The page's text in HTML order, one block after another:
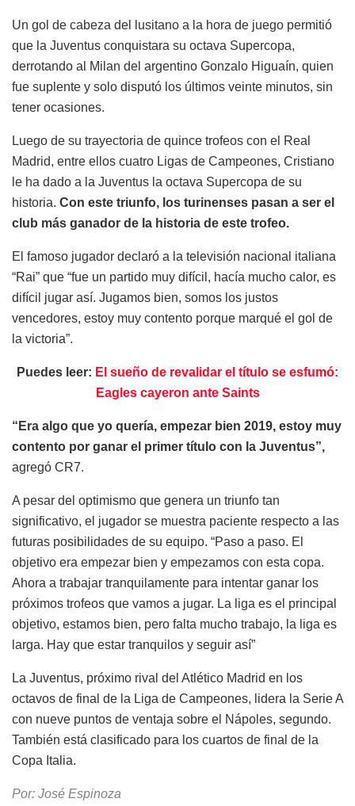
Un gol de cabeza del lusitano a la hora de juego permitió
que la Juventus conquistara su octava Supercopa,
derrotando al Milan del argentino Gonzalo Higuaín, quien
fue suplente y solo disputó los últimos veinte minutos, sin
tener ocasiones.
Luego de su trayectoria de quince trofeos con el Real
Madrid, entre ellos cuatro Ligas de Campeones, Cristiano
le ha dado a la Juventus la octava Supercopa de su
historia. Con este triunfo, los turinenses pasan a ser el
club más ganador de la historia de este trofeo.
El famoso jugador declaró a la televisión nacional italiana
“Rai” que “fue un partido muy difícil, hacía mucho calor, es
difícil jugar así. Jugamos bien, somos los justos
vencedores, estoy muy contento porque marqué el gol de
la victoria”.
Puedes leer: El sueño de revalidar el título se esfumó:
Eagles cayeron ante Saints
“Era algo que yo quería, empezar bien 2019, estoy muy
contento por ganar el primer título con la Juventus”,
agregó CR7.
A pesar del optimismo que genera un triunfo tan
significativo, el jugador se muestra paciente respecto a las
futuras posibilidades de su equipo. “Paso a paso. El
objetivo era empezar bien y empezamos con esta copa.
Ahora a trabajar tranquilamente para intentar ganar los
próximos trofeos que vamos a jugar. La liga es el principal
objetivo, estamos bien, pero falta mucho trabajo, la liga es
larga. Hay que estar tranquilos y seguir así”
La Juventus, próximo rival del Atlético Madrid en los
octavos de final de la Liga de Campeones, lidera la Serie A
con nueve puntos de ventaja sobre el Nápoles, segundo.
También está clasificado para los cuartos de final de la
Copa Italia.
Por: José Espinoza